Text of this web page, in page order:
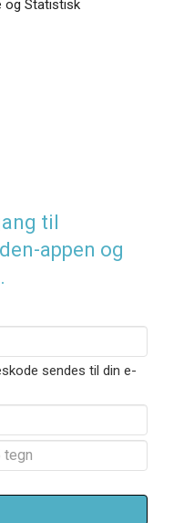
og Statistisk
til
appen og
sendes til din e-